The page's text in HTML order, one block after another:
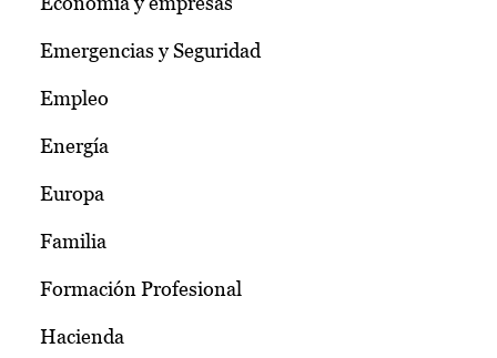
Emergencias y Seguridad
Empleo
Energía
Europa
Familia
Formación Profesional
Hacienda